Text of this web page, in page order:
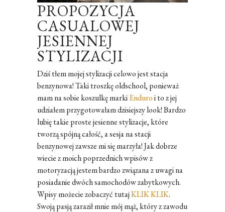
PROPOZYCJA
CASUALOWEJ
JESIENNEJ
STYLIZACJI
Dziś tłem mojej stylizacji celowo jest stacja
benzynowa! Taki troszkę oldschool, ponieważ
mam na sobie koszulkę markiEnduroi to z jej
udziałem przygotowałam dzisiejszy look! Bardzo
lubię takie proste jesienne stylizacje, które
tworzą spójną całość, a sesja na stacji
benzynowej zawsze mi się marzyła! Jak dobrze
wiecie z moich poprzednich wpisów z
motoryzacją jestem bardzo związana z uwagi na
posiadanie dwóch samochodów zabytkowych.
Wpisy możecie zobaczyć tutajKLIKKLIK.
Swoją pasją zaraził mnie mój mąż, który z zawodu